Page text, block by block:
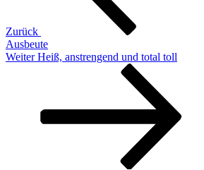
Zurück
Ausbeute
Nächster
Weiter Heiß, anstrengend und total toll